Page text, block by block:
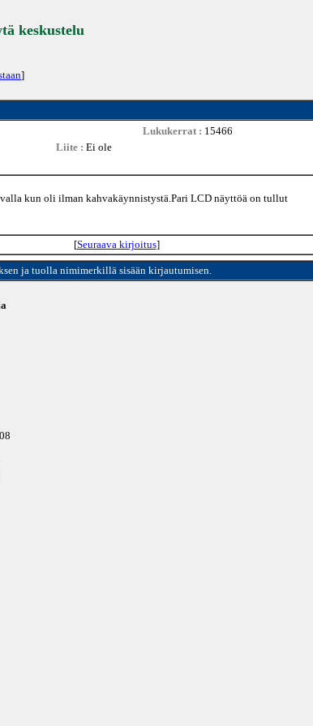
keskustelu
]
Lukukerrat : 15466
Liite : Ei ole
kun oli ilman kahvakäynnistystä.Pari LCD näyttöä on tullut
[Seuraava kirjoitus]
ja tuolla nimimerkillä sisään kirjautumisen.